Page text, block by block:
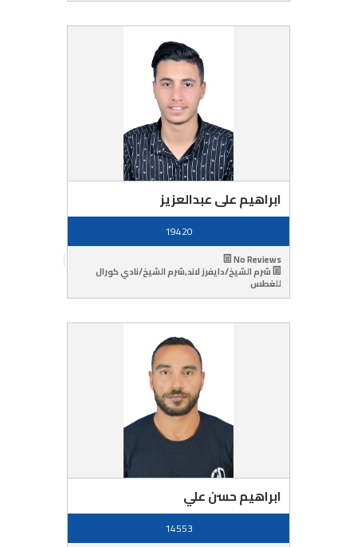
ابراهيم على عبدالعزيز
19420
No Reviews
شرم الشيخ/دايفرز لاند,شرم الشيخ/نادي كورال
للغطس
ابراهيم حسن علي
14553